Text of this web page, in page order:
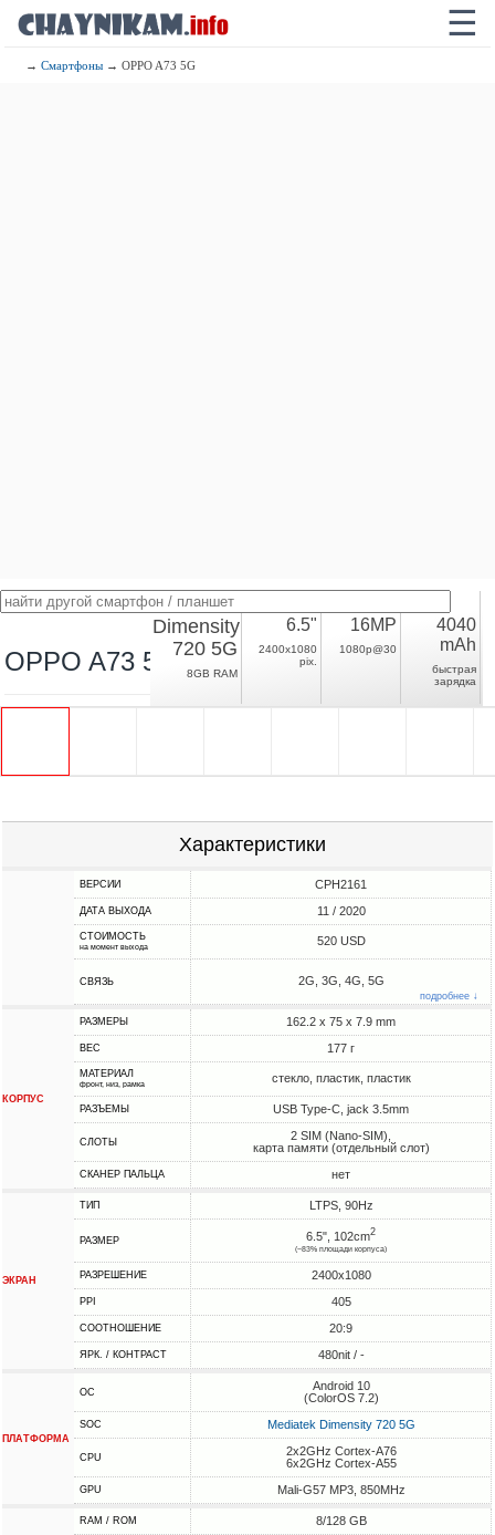
☰
→Смартфоны → OPPO A73 5G
OPPO A73 5G
Dimensity
720 5G
8GB RAM
6.5"
2400x1080
pix.
16MP
1080p@30
4040
mAh
быстрая
зарядка
Характеристики
ВЕРСИИ CPH2161
ДАТА ВЫХОДА 11 / 2020
СТОИМОСТЬ
на момент выхода 520 USD
СВЯЗЬ 2G, 3G, 4G, 5G
подробнее ↓
КОРПУС
РАЗМЕРЫ 162.2 x 75 x 7.9 mm
ВЕС 177 г
МАТЕРИАЛ
фронт, низ, рамка стекло, пластик, пластик
РАЗЪЕМЫ USB Type-C, jack 3.5mm
СЛОТЫ
2 SIM (Nano-SIM),
карта памяти (отдельный слот)
СКАНЕР ПАЛЬЦА нет
ЭКРАН
ТИП LTPS, 90Hz
РАЗМЕР 6.5", 102cm2
(~83% площади корпуса)
РАЗРЕШЕНИЕ 2400x1080
PPI 405
СООТНОШЕНИЕ 20:9
ЯРК. / КОНТРАСТ 480nit / -
ПЛАТФОРМА
ОС
Android 10
(ColorOS 7.2)
SOC Mediatek Dimensity 720 5G
CPU
2x2GHz Cortex-A76
6x2GHz Cortex-A55
GPU Mali-G57 MP3, 850MHz
RAM / ROM 8/128 GB